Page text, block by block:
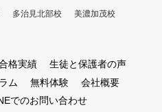
多治見北部校
美濃加茂校
格実績
生徒と保護者の声
ム 無料体験
会社概要
でのお問い合わせ